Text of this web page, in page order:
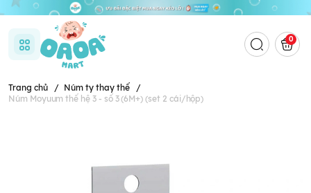
0
Trang chủ / Núm ty thay thế
/
Núm Moyuum thế hệ 3 - số 3 (6M+) (set 2 cái/hộp)